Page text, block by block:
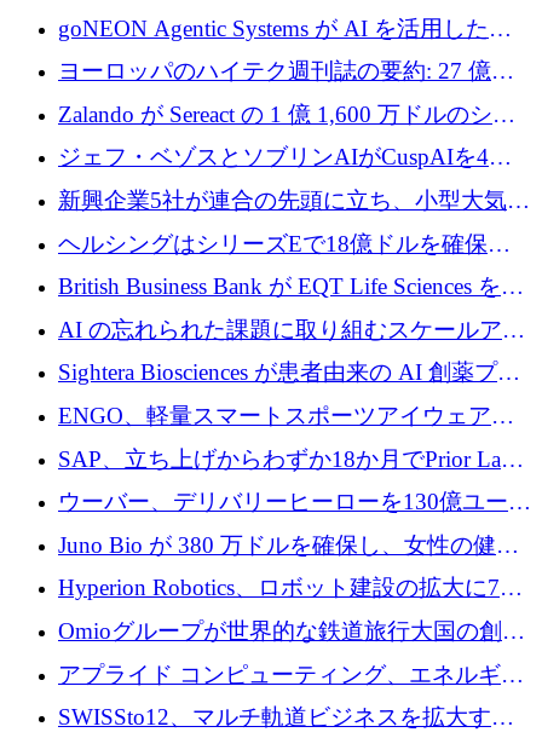
フラの構築に 500 万ユーロを調達
goNEON Agentic Systems が AI を活用したイ
ンフラ計画を加速するために 16 万ユーロを確
ヨーロッパのハイテク週刊誌の要約: 27 億ユ
ーロを超える 60 以上のハイテク資金調達取引
Zalando が Sereact の 1 億 1,600 万ドルのシリ
ーズ B に参加し、AI を活用した倉庫自動化を
ジェフ・ベゾスとソブリンAIがCuspAIを4億
5,000万ドルの資金調達で支援
新興企業5社が連合の先頭に立ち、小型大気質
センサーをEUのクリーンエア政策の中心に据
ヘルシングはシリーズEで18億ドルを確保、
ウーバーはデリバリー・ヒーローを130億ユー
ロの契約で買収、レボルトは2027年に米国の
銀行を立ち上げる
British Business Bank が EQT Life Sciences を
2,500 万ユーロのコミットメントで支援
AI の忘れられた課題に取り組むスケールアッ
プを実現: カメラロール
Sightera Biosciences が患者由来の AI 創薬プラ
ットフォームを拡大するために 300 万ユーロ
のプレシードをクローズ
ENGO、軽量スマートスポーツアイウェアの
進歩のために510万ユーロを調達
SAP、立ち上げからわずか18か月でPrior Labs
を10億ユーロ以上の契約で買収
ウーバー、デリバリーヒーローを130億ユーロ
の契約で買収、99か国にまたがるプラットフ
ォームを構築
Juno Bio が 380 万ドルを確保し、女性の健康
専用の初のシーケンスラボを開設
Hyperion Robotics、ロボット建設の拡大に740
万ドルを確保
Omioグループが世界的な鉄道旅行大国の創設
を目指してRail Europeを買収
アプライド コンピューティング、エネルギー
向け基盤 AI の拡張に 2,000 万ドルを調達
SWISSto12、マルチ軌道ビジネスを拡大する